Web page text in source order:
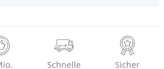
Schnelle
Sicher